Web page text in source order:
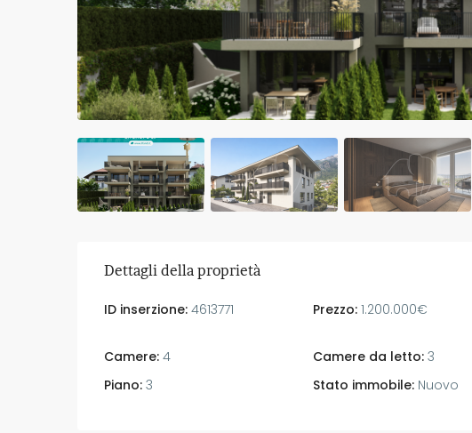
Dettagli della proprietà
ID inserzione: 4613771 Prezzo:1.200.000€
Camere: 4 Camere da letto:3
Piano: 3 Stato immobile:Nuovo